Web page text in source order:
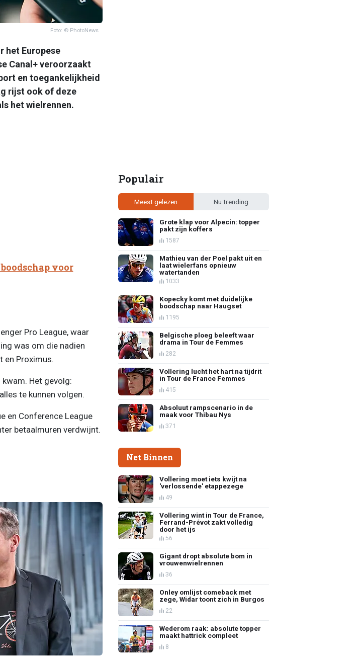
Foto: © PhotoNews
het Europese
Canal+ veroorzaakt
en toegankelijkheid
rijst ook of deze
het wielrennen.
voor
Pro League, waar
was om die nadien
en Proximus.
Het gevolg:
te kunnen volgen.
en Conference League
betaalmuren verdwijnt.
Populair
Meest gelezen Nu trending
Grote klap voor Alpecin: topper
pakt zijn koffers
1587
Mathieu van der Poel pakt uit en
laat wielerfans opnieuw
watertanden
1033
Kopecky komt met duidelijke
boodschap naar Haugset
1195
Belgische ploeg beleeft waar
drama in Tour de Femmes
282
Vollering lucht het hart na tijdrit
in Tour de France Femmes
415
Absoluut rampscenario in de
maak voor Thibau Nys
371
Net Binnen
Vollering moet iets kwijt na
'verlossende' etappezege
49
Vollering wint in Tour de France,
Ferrand-Prévot zakt volledig
door het ijs
56
Gigant dropt absolute bom in
vrouwenwielrennen
36
Onley omlijst comeback met
zege, Widar toont zich in Burgos
22
Wederom raak: absolute topper
maakt hattrick compleet
8